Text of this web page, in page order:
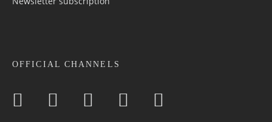
OFFICIAL CHANNELS